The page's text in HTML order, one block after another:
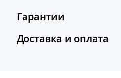
Гарантии
Доставка и оплата